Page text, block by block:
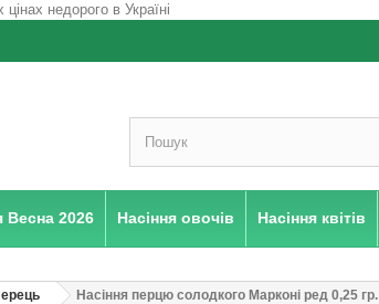
Весна 2026 Насіння овочів Насіння квітів
Насіння перцю солодкого Марконі ред 0,25 гр.